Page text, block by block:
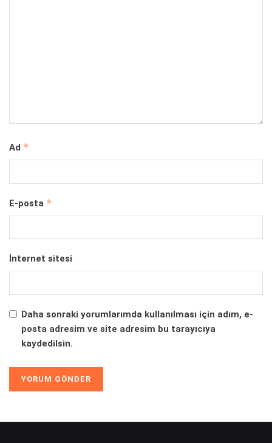
Ad *
E-posta *
İnternet sitesi
Daha sonraki yorumlarımda kullanılması için adım, e-
posta adresim ve site adresim bu tarayıcıya
kaydedilsin.